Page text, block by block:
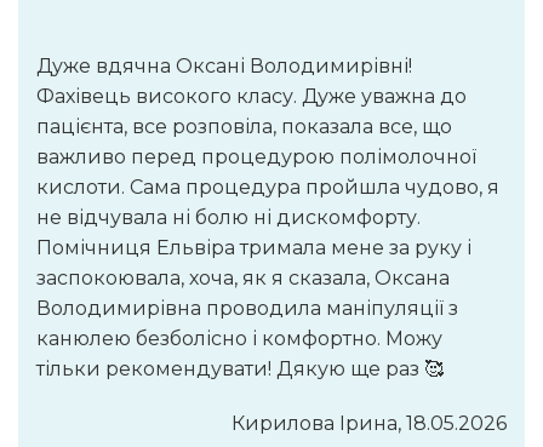
Дуже вдячна Оксані Володимирівні!
Фахівець високого класу. Дуже уважна до
пацієнта, все розповіла, показала все, що
важливо перед процедурою полімолочної
кислоти. Сама процедура пройшла чудово, я
не відчувала ні болю ні дискомфорту.
Помічниця Ельвіра тримала мене за руку і
заспокоювала, хоча, як я сказала, Оксана
Володимирівна проводила маніпуляції з
канюлею безболісно і комфортно. Можу
тільки рекомендувати! Дякую ще раз 🥰
Кирилова Ірина, 18.05.2026